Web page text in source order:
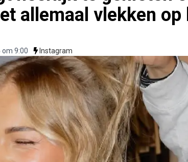
allemaal vlekken op
om 9:00 Instagram